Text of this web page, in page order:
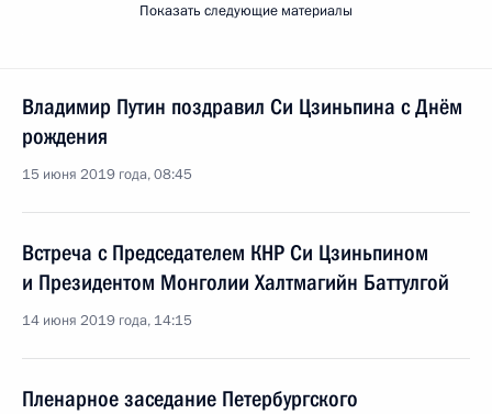
Показать следующие материалы
Владимир Путин поздравил Си Цзиньпина с Днём
рождения
15 июня 2019 года, 08:45
Встреча с Председателем КНР Си Цзиньпином
и Президентом Монголии Халтмагийн Баттулгой
14 июня 2019 года, 14:15
Пленарное заседание Петербургского